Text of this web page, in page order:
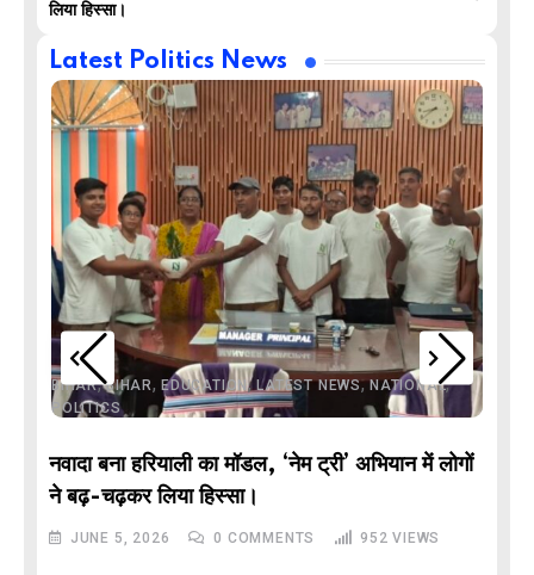
लिया हिस्सा।
Latest Politics News
BIHAR,BIHAR, EDUCATION,LATEST NEWS,NATIONAL,
POLITICS
नवादा बना हरियाली का मॉडल, ‘नेम ट्री’ अभियान में लोगों
ने बढ़-चढ़कर लिया हिस्सा।
JUNE 5, 2026 0 COMMENTS 952 VIEWS